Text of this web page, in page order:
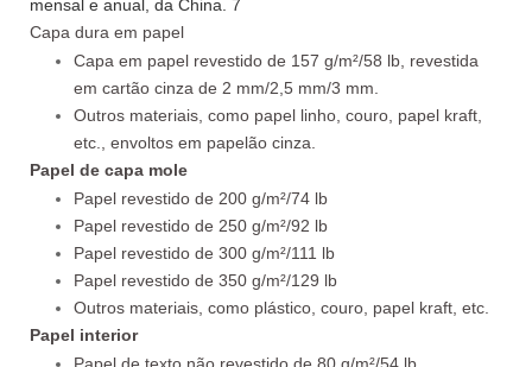
Capa dura em papel
Capa em papel revestido de 157 g/m²/58 lb, revestida
em cartão cinza de 2 mm/2,5 mm/3 mm.
Outros materiais, como papel linho, couro, papel kraft,
etc., envoltos em papelão cinza.
Papel de capa mole
Papel revestido de 200 g/m²/74 lb
Papel revestido de 250 g/m²/92 lb
Papel revestido de 300 g/m²/111 lb
Papel revestido de 350 g/m²/129 lb
Outros materiais, como plástico, couro, papel kraft, etc.
Papel interior